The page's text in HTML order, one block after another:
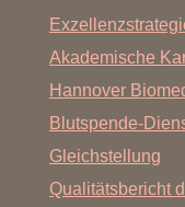
Akademische
Hannover
Blutspende-
Gleichstellung
Qualitätsbericht